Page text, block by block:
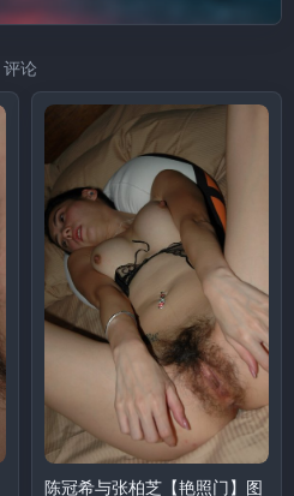
评论
陈冠希与张柏芝【艳照门】图